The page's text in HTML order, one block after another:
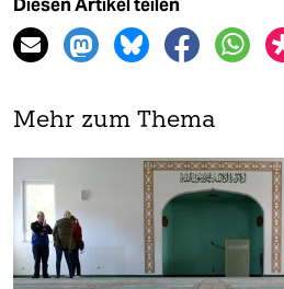
Diesen Artikel teilen
Mehr zum Thema